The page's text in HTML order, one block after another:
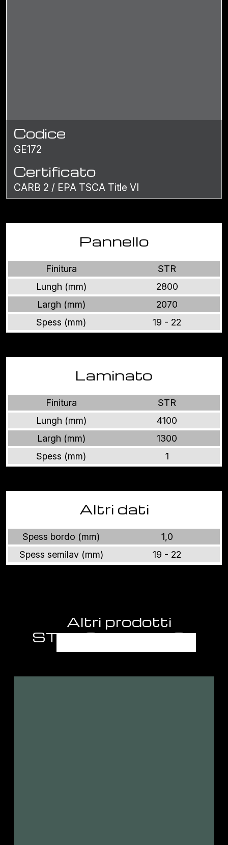
Codice
GE172
Certificato
CARB 2 / EPA TSCA Title VI
Pannello
Finitura
STR
Lungh (mm)
2800
Largh (mm)
2070
Spess (mm)
19 - 22
Laminato
Finitura
STR
Lungh (mm)
4100
Largh (mm)
1300
Spess (mm)
1
Altri dati
Spess bordo (mm)
1,0
Spess semilav (mm)
19 - 22
Altri prodotti
STRAORDINARIO